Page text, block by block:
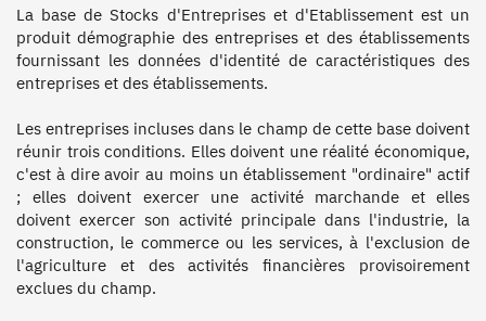
La base de Stocks d'Entreprises et d'Etablissement est un
produit démographie des entreprises et des établissements
fournissant les données d'identité de caractéristiques des
entreprises et des établissements.
Les entreprises incluses dans le champ de cette base doivent
réunir trois conditions. Elles doivent une réalité économique,
c'est à dire avoir au moins un établissement "ordinaire" actif
; elles doivent exercer une activité marchande et elles
doivent exercer son activité principale dans l'industrie, la
construction, le commerce ou les services, à l'exclusion de
l'agriculture et des activités financières provisoirement
exclues du champ.